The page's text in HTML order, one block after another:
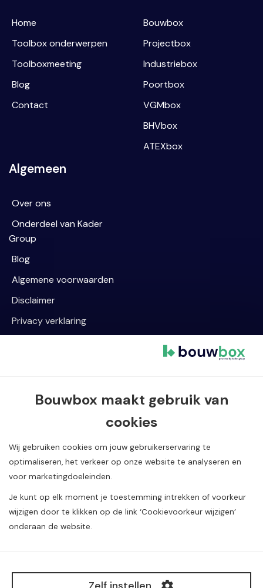
Home
Toolbox onderwerpen
Toolboxmeeting
Blog
Contact
Bouwbox
Projectbox
Industriebox
Poortbox
VGMbox
BHVbox
ATEXbox
Algemeen
Over ons
Onderdeel van Kader
Group
Blog
Algemene voorwaarden
Disclaimer
Privacy verklaring
Van Dijklaan 5, 5581 WG Waalre
info@bouwbox.nl
Bouwbox maakt gebruik van
cookies
Wij gebruiken cookies om jouw gebruikerservaring te
optimaliseren, het verkeer op onze website te analyseren en
voor marketingdoeleinden.
Je kunt op elk moment je toestemming intrekken of voorkeur
wijzigen door te klikken op de link ‘Cookievoorkeur wijzigen’
onderaan de website.